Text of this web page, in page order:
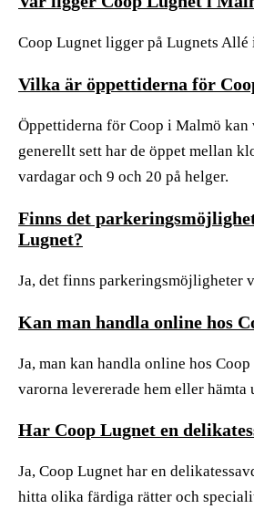
Coop Lugnet ligger på Lugnets Allé
Vilka är öppettiderna för
Öppettiderna för Coop i Malmö kan
generellt sett har de öppet mellan
vardagar och 9 och 20 på helger.
Finns det
Lugnet?
Ja, det finns parkeringsmöjligheter
Kan man handla online hos
Ja, man kan handla online hos
varorna levererade hem eller hämta
Har Coop Lugnet en
Ja, Coop Lugnet har en
hitta olika färdiga rätter och